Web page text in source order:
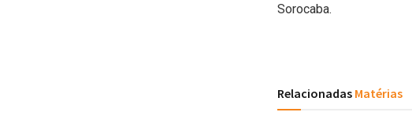
Sorocaba.
Relacionadas Matérias